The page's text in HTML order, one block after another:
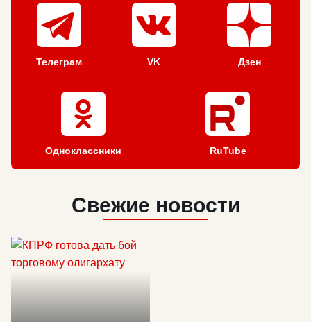
Телеграм VK Дзен
Одноклассники RuTube
Свежие новости